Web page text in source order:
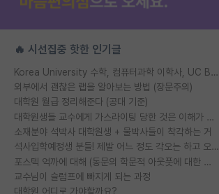
🔥 시선집중 핫한 인기글
Korea University 수학, 컴퓨터과학 이학사, UC Berkeley 산업공학 대학원 공학박사가 되는 것은 쉽지 않겠죠?
외부에서 괜찮은 랩을 알아보는 방법 (장문주의)
대학원 월급 정리해준다 (공대 기준)
대학원생들 교수에게 가스라이팅 당한 것은 이해가 갑니다. 안타깝네요.
소재분야 석박사 대학원생 + 물박사들이 착각하는 거
석사입학예정생 분들! 제발 어느 정도 각오는 하고 오세요.
포스텍 억까에 대해 (동문의 학문적 아웃풋에 대한 반박)
교수님이 슬럼프에 빠지게 되는 과정
대학원 어디로 가야할까요?